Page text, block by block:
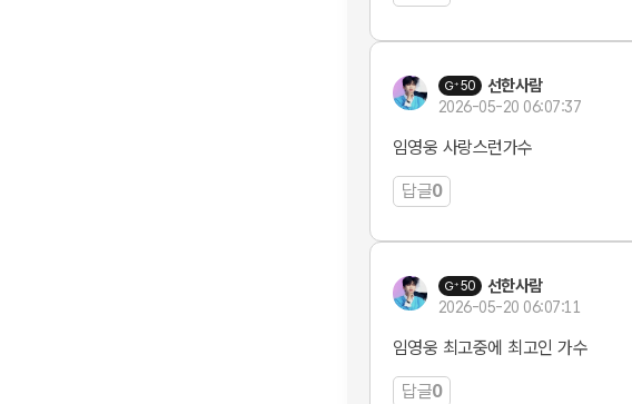
50 선한사람
2026-05-20 06:07:37
임영웅 사랑스런가수
답글0
50 선한사람
2026-05-20 06:07:11
임영웅 최고중에 최고인 가수
답글0